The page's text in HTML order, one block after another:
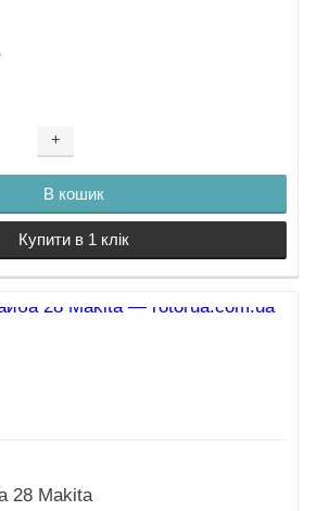
+
В кошик
Купити в 1 клік
28 Makita